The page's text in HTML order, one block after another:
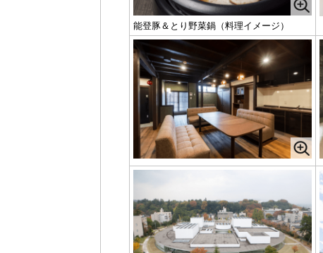
能登豚＆とり野菜鍋（料理イメージ）